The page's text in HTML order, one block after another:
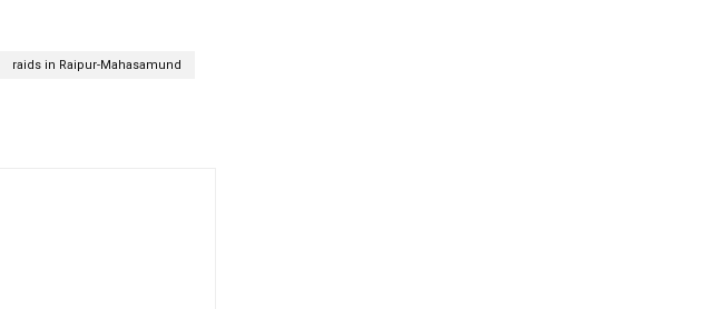
raids in Raipur-Mahasamund